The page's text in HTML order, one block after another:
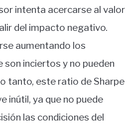
intenta acercarse al valor
del impacto negativo.
aumentando los
son inciertos y no pueden
tanto, este ratio de Sharpe
inútil, ya que no puede
las condiciones del